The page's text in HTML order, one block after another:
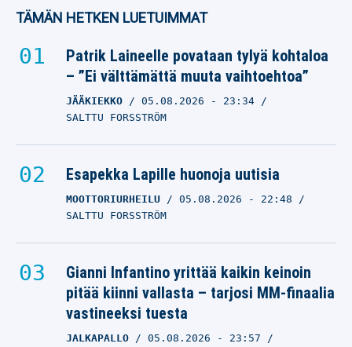
TÄMÄN HETKEN LUETUIMMAT
Patrik Laineelle povataan tylyä kohtaloa
– ”Ei välttämättä muuta vaihtoehtoa”
JÄÄKIEKKO 05.08.2026 - 23:34
SALTTU FORSSTRÖM
Esapekka Lapille huonoja uutisia
MOOTTORIURHEILU 05.08.2026 - 22:48
SALTTU FORSSTRÖM
Gianni Infantino yrittää kaikin keinoin
pitää kiinni vallasta – tarjosi MM-finaalia
vastineeksi tuesta
JALKAPALLO 05.08.2026 - 23:57